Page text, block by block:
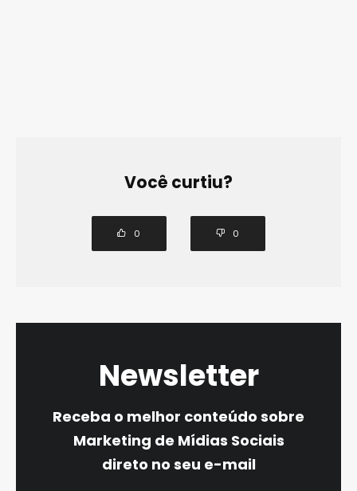
Você curtiu?
0 0
Newsletter
Receba o melhor conteúdo sobre
Marketing de Mídias Sociais
direto no seu e-mail